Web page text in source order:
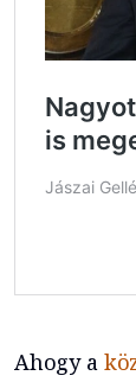
Ahogy a